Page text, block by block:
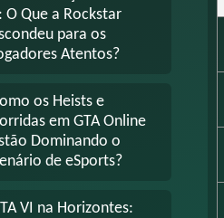
O Que a Rockstar
para os
Atentos?
os Heists e
em GTA Online
Dominando o
de eSports?
VI na Horizontes: